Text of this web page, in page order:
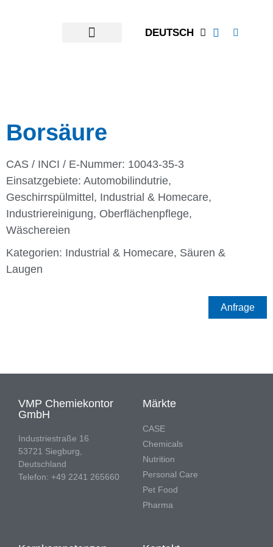
DEUTSCH
Borsäure
CAS / INCI / E-Nummer: 10043-35-3
Einsatzgebiete: Automobilindutrie,
Geschirrspülmittel , Industrial & Homecare,
Industriereinigung, Oberflächenpflege,
Wäschereien
Kategorien: Industrial & Homecare, Säuren &
Laugen
Anfrage
VMP Chemiekontor
GmbH
Industriestraße 16
53721 Siegburg,
Deutschland
Telefon: +49 2241 265660
Märkte
CASE
Chemicals
Nutrition
Personal Care
Pet Food
Pharma